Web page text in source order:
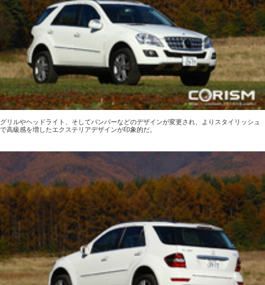
グリルやヘッドライト、そしてバンパーなどのデザインが変更され、よりスタイリッシュ
で高級感を増したエクステリアデザインが印象的だ。